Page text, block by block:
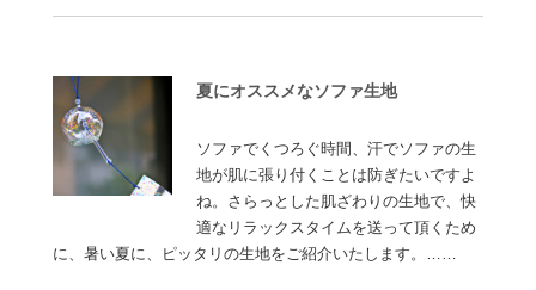
夏にオススメなソファ生地
ソファでくつろぐ時間、汗でソファの生
地が肌に張り付くことは防ぎたいですよ
ね。さらっとした肌ざわりの生地で、快
適なリラックスタイムを送って頂くため
に、暑い夏に、ピッタリの生地をご紹介いたします。……